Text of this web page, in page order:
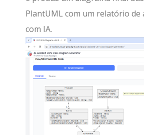
PlantUML com um relatório de
com IA.